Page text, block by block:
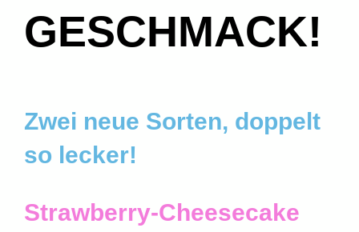
GESCHMACK!
Zwei neue Sorten, doppelt
so lecker!
Strawberry-Cheesecake